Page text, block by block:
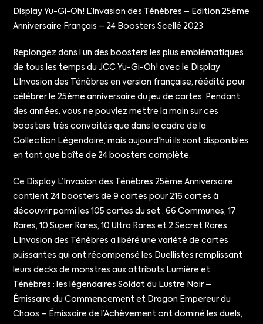
Display Yu-Gi-Oh! L’Invasion des Ténèbres – Edition 25ème
Anniversaire Français – 24 Boosters Scellé 2023
Replongez dans l’un des boosters les plus emblématiques
de tous les temps du JCC Yu-Gi-Oh! avec le Display
L’Invasion des Ténèbres en version française, réédité pour
célébrer le 25ème anniversaire du jeu de cartes. Pendant
des années, vous ne pouviez mettre la main sur ces
boosters très convoités que dans le cadre de la
Collection Légendaire, mais aujourd’hui ils sont disponibles
en tant que boîte de 24 boosters complète.
Ce Display L’Invasion des Ténèbres 25ème Anniversaire
contient 24 boosters de 9 cartes pour 216 cartes à
découvrir parmi les 105 cartes du set : 66 Communes, 17
Rares, 10 Super Rares, 10 Ultra Rares et 2 Secret Rares.
L’Invasion des Ténèbres a libéré une variété de cartes
puissantes qui ont récompensé les Duellistes remplissant
leurs decks de monstres aux attributs Lumière et
Ténèbres : les légendaires Soldat du Lustre Noir –
Émissaire du Commencement et Dragon Empereur du
Chaos – Émissaire de l’Achèvement ont dominé les duels,